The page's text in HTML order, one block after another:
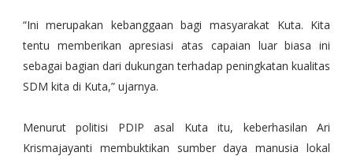
“Ini merupakan kebanggaan bagi masyarakat Kuta. Kita
tentu memberikan apresiasi atas capaian luar biasa ini
sebagai bagian dari dukungan terhadap peningkatan kualitas
SDM kita di Kuta,” ujarnya.
Menurut politisi PDIP asal Kuta itu, keberhasilan Ari
Krismajayanti membuktikan sumber daya manusia lokal